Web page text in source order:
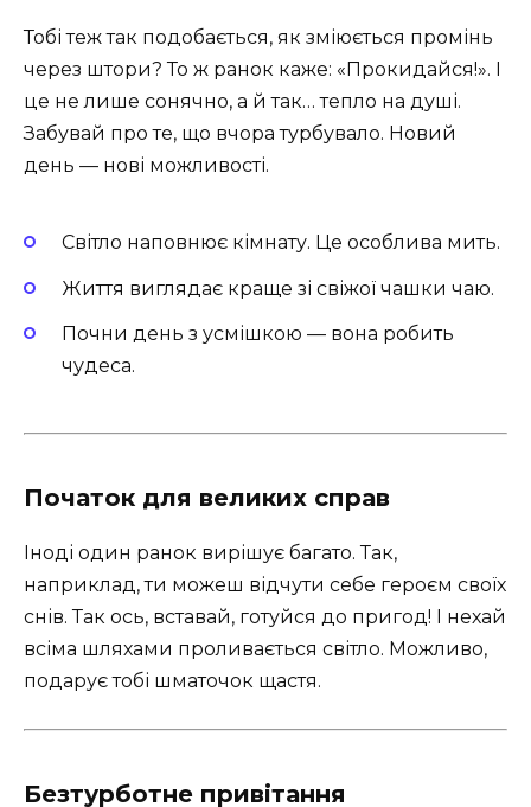
Тобі теж так подобається, як зміюється промінь
через штори? То ж ранок каже: «Прокидайся!». І
це не лише сонячно, а й так… тепло на душі.
Забувай про те, що вчора турбувало. Новий
день — нові можливості.
Світло наповнює кімнату. Це особлива мить.
Життя виглядає краще зі свіжої чашки чаю.
Почни день з усмішкою — вона робить
чудеса.
Початок для великих справ
Іноді один ранок вирішує багато. Так,
наприклад, ти можеш відчути себе героєм своїх
снів. Так ось, вставай, готуйся до пригод! І нехай
всіма шляхами проливається світло. Можливо,
подарує тобі шматочок щастя.
Безтурботне привітання